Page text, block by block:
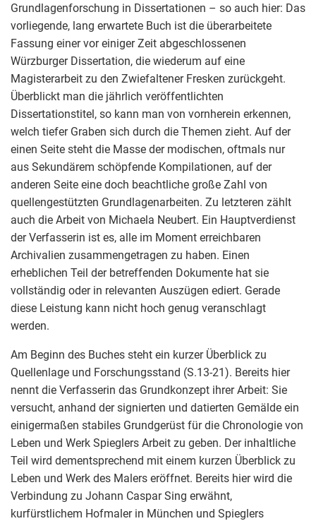
Grundlagenforschung in Dissertationen – so auch hier: Das
vorliegende, lang erwartete Buch ist die überarbeitete
Fassung einer vor einiger Zeit abgeschlossenen
Würzburger Dissertation, die wiederum auf eine
Magisterarbeit zu den Zwiefaltener Fresken zurückgeht.
Überblickt man die jährlich veröffentlichten
Dissertationstitel, so kann man von vornherein erkennen,
welch tiefer Graben sich durch die Themen zieht. Auf der
einen Seite steht die Masse der modischen, oftmals nur
aus Sekundärem schöpfende Kompilationen, auf der
anderen Seite eine doch beachtliche große Zahl von
quellengestützten Grundlagenarbeiten. Zu letzteren zählt
auch die Arbeit von Michaela Neubert. Ein Hauptverdienst
der Verfasserin ist es, alle im Moment erreichbaren
Archivalien zusammengetragen zu haben. Einen
erheblichen Teil der betreffenden Dokumente hat sie
vollständig oder in relevanten Auszügen ediert. Gerade
diese Leistung kann nicht hoch genug veranschlagt
werden.
Am Beginn des Buches steht ein kurzer Überblick zu
Quellenlage und Forschungsstand (S.13-21). Bereits hier
nennt die Verfasserin das Grundkonzept ihrer Arbeit: Sie
versucht, anhand der signierten und datierten Gemälde ein
einigermaßen stabiles Grundgerüst für die Chronologie von
Leben und Werk Spieglers Arbeit zu geben. Der inhaltliche
Teil wird dementsprechend mit einem kurzen Überblick zu
Leben und Werk des Malers eröffnet. Bereits hier wird die
Verbindung zu Johann Caspar Sing erwähnt,
kurfürstlichem Hofmaler in München und Spieglers